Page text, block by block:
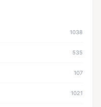
1038
535
107
1021